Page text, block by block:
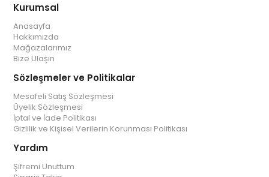
Kurumsal
Anasayfa
Hakkımızda
Mağazalarımız
Bize Ulaşın
Sözleşmeler ve Politikalar
Mesafeli Satış Sözleşmesi
Üyelik Sözleşmesi
İptal ve İade Politikası
Gizlilik ve Kişisel Verilerin Korunması Politikası
Yardım
Şifremi Unuttum